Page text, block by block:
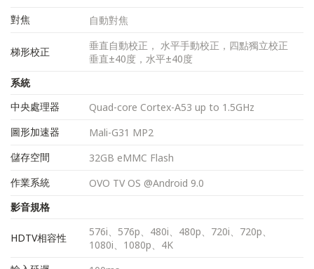
對焦
自動對焦
梯形校正
垂直自動校正， 水平手動校正，四點獨立校正
垂直±40度，水平±40度
系統
中央處理器
Quad-core Cortex-A53 up to 1.5GHz
圖形加速器
Mali-G31 MP2
儲存空間
32GB eMMC Flash
作業系統
OVO TV OS @Android 9.0
影音規格
HDTV相容性
576i、576p、480i、480p、720i、720p、
1080i、1080p、4K